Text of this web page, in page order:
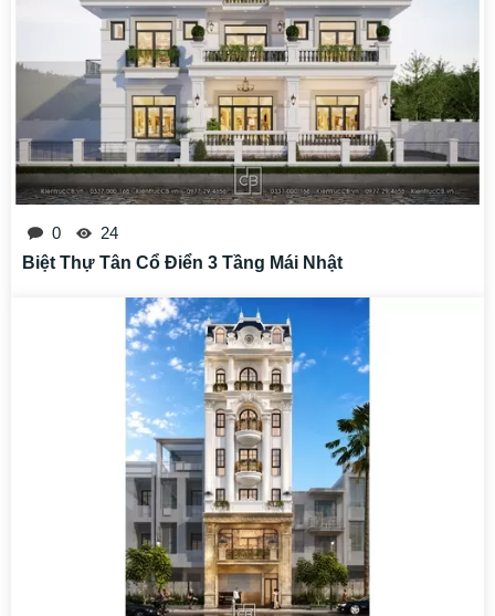
0
24
Biệt Thự Tân Cổ Điển 3 Tầng Mái Nhật